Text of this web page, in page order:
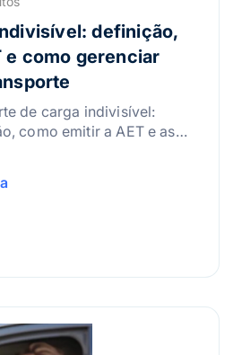
definição,
e como gerenciar
de carga indivisível:
como emitir a AET e as